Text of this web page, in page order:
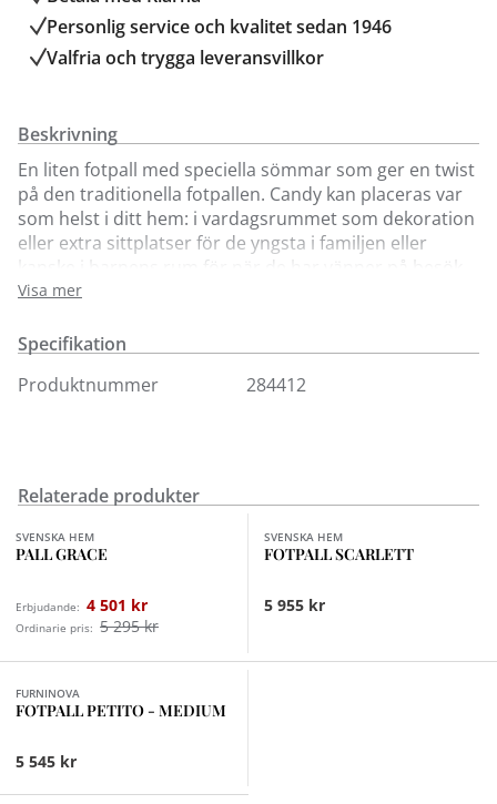
Personlig service och kvalitet sedan 1946
Valfria och trygga leveransvillkor
Beskrivning
En liten fotpall med speciella sömmar som ger en twist
på den traditionella fotpallen. Candy kan placeras var
som helst i ditt hem: i vardagsrummet som dekoration
eller extra sittplatser för de yngsta i familjen eller
kanske i barnens rum för när de har vänner på besök.
Visa mer
Specifikation
Produktnummer
284412
Relaterade produkter
Finns i fler val (2)
SVENSKA HEM
PALL GRACE
Erbjudande: 4 501 kr
Ordinarie pris: 5 295 kr
SVENSKA HEM
FOTPALL SCARLETT
5 955 kr
FURNINOVA
FOTPALL PETITO - MEDIUM
5 545 kr